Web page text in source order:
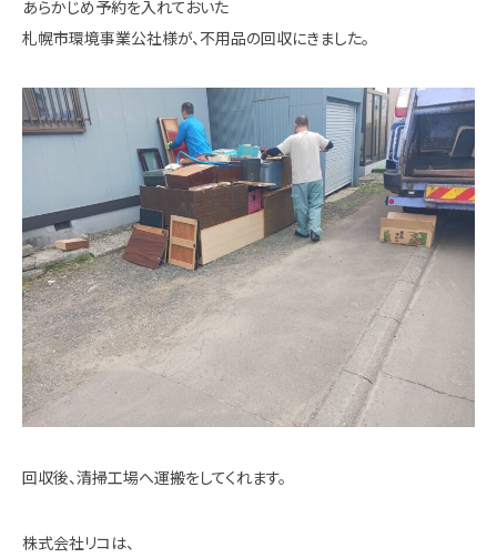
あらかじめ予約を入れておいた
札幌市環境事業公社様が、不用品の回収にきました。
回収後、清掃工場へ運搬をしてくれます。
株式会社リコは、